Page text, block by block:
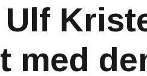
med